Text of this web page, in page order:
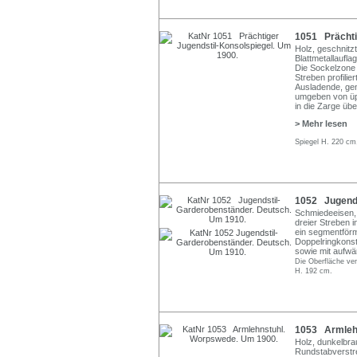
1051
Holz,
Die
Streben
Ausladende,
umgeben von
in die Zarge
> Mehr lesen
Spiegel H. 220
1052
dreier Streben
ein
sowie mit
Die Oberfläche
H. 192 cm.
1053
Holz,